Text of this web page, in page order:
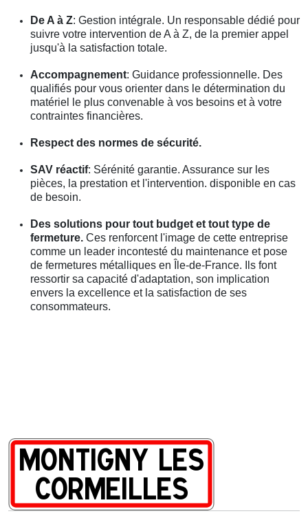
De A à Z: Gestion intégrale. Un responsable dédié pour
suivre votre intervention de A à Z, de la premier appel
jusqu'à la satisfaction totale.
Accompagnement: Guidance professionnelle. Des
qualifiés pour vous orienter dans le détermination du
matériel le plus convenable à vos besoins et à votre
contraintes financières.
Respect des normes de sécurité.
SAV réactif: Sérénité garantie. Assurance sur les
pièces, la prestation et l'intervention. disponible en cas
de besoin.
Des solutions pour tout budget et tout type de
fermeture. Ces renforcent l'image de cette entreprise
comme un leader incontesté du maintenance et pose
de fermetures métalliques en Île-de-France. Ils font
ressortir sa capacité d'adaptation, son implication
envers la excellence et la satisfaction de ses
consommateurs.